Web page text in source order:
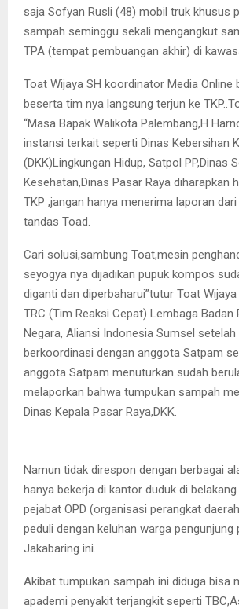
saja Sofyan Rusli (48) mobil truk khusus
sampah seminggu sekali mengangkut
TPA (tempat pembuangan akhir) di
Toat Wijaya SH koordinator Media Online
beserta tim nya langsung terjun ke
“Masa Bapak Walikota Palembang,H
instansi terkait seperti Dinas Kebersihan
(DKK)Lingkungan Hidup, Satpol PP,Dinas
Kesehatan,Dinas Pasar Raya diharapkan
TKP ,jangan hanya menerima laporan dari
tandas Toad.
Cari solusi,sambung Toat,mesin
seyogya nya dijadikan pupuk kompos
diganti dan diperbaharui”tutur Toat
TRC (Tim Reaksi Cepat) Lembaga Badan
Negara, Aliansi Indonesia Sumsel
berkoordinasi dengan anggota Satpam
anggota Satpam menuturkan sudah
melaporkan bahwa tumpukan sampah
Dinas Kepala Pasar Raya,DKK.
Namun tidak direspon dengan berbagai
hanya bekerja di kantor duduk di
pejabat OPD (organisasi perangkat
peduli dengan keluhan warga pengunjung
Jakabaring ini.
Akibat tumpukan sampah ini diduga bisa
apademi penyakit terjangkit seperti